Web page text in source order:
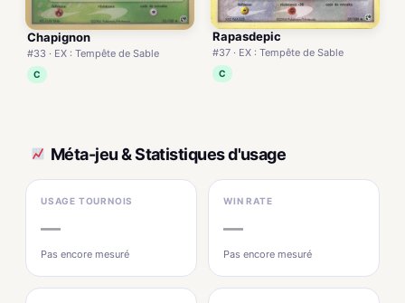
Chapignon
#33 · EX : Tempête de Sable
C
Rapasdepic
#37 · EX : Tempête de Sable
C
Méta-jeu & Statistiques d'usage
USAGE TOURNOIS
—
Pas encore mesuré
WIN RATE
—
Pas encore mesuré